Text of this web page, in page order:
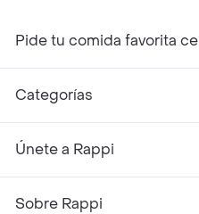
Pide tu comida favorita
Categorías
Únete a Rappi
Sobre Rappi